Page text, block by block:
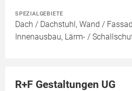
SPEZIALGEBIETE
Dach / Dachstuhl, Wand /
Innenausbau, Lärm- /
R+F Gestaltungen UG